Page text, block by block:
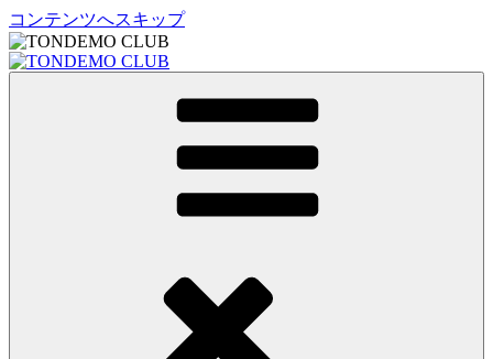
コンテンツへスキップ
トンデモクラブ公式サイト